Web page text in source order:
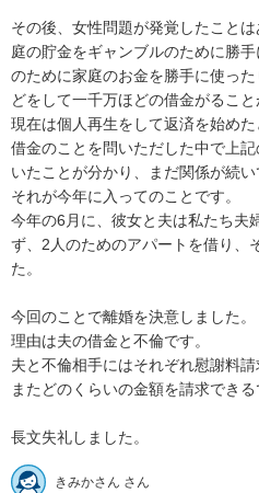
その後、女性問題が発覚したこと
庭の貯金をギャンブルのために勝
のために家庭のお金を勝手に使っ
どをして一千万ほどの借金がること
現在は個人再生をして返済を始めた
借金のことを問いただした中で上
いたことが分かり、まだ関係が続い
それが今年に入ってのことです。
今年の6月に、彼女と夫は私たち夫
ず、2人のためのアパートを借り、
た。
今回のことで離婚を決意しました。
理由は夫の借金と不倫です。
夫と不倫相手にはそれぞれ慰謝料請
またどのくらいの金額を請求できる
長文失礼しました。
きみかさん さん